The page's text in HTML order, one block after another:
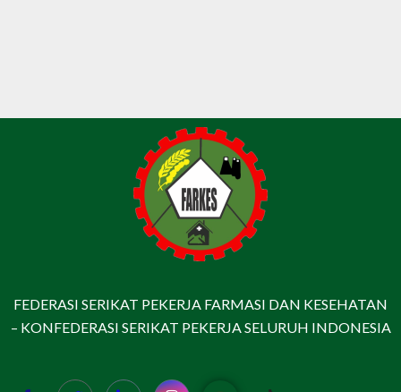
FEDERASI SERIKAT PEKERJA FARMASI DAN KESEHATAN
– KONFEDERASI SERIKAT PEKERJA SELURUH INDONESIA